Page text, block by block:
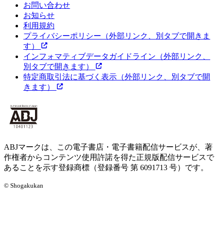
お問い合わせ
お知らせ
利用規約
プライバシーポリシー （外部リンク、別タブで開きま
す）
インフォマティブデータガイドライン （外部リンク、
別タブで開きます）
特定商取引法に基づく表示 （外部リンク、別タブで開
きます）
ABJマークは、この電子書店・電子書籍配信サービスが、著
作権者からコンテンツ使用許諾を得た正規版配信サービスで
あることを示す登録商標（登録番号 第 6091713 号）です。
© Shogakukan